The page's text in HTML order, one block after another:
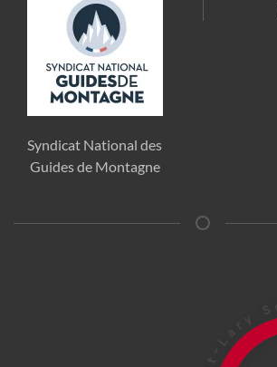
Syndicat National des
Guides de Montagne